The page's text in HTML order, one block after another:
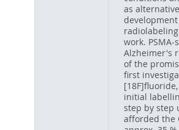
as
work.
Alzheimer's
of the
first
initial
step by step
afforded the